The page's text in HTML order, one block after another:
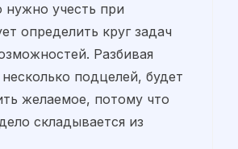
нужно учесть при
определить круг задач
Разбивая
подцелей, будет
желаемое, потому что
складывается из